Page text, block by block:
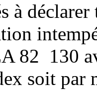
à
82 130
soit par